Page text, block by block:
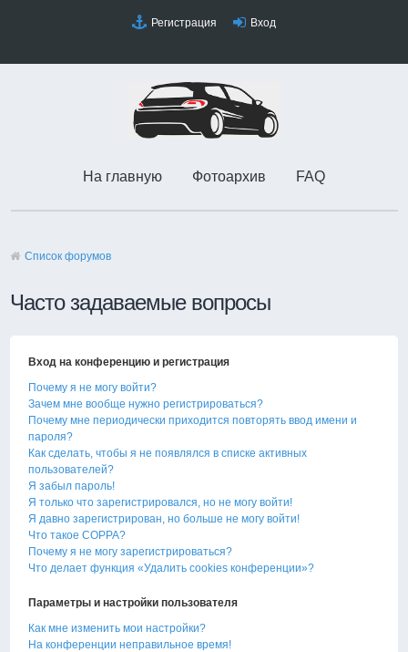
Регистрация Вход
На главную Фотоархив FAQ
Список форумов
Часто задаваемые вопросы
Вход на конференцию и регистрация
Почему я не могу войти?
Зачем мне вообще нужно регистрироваться?
Почему мне периодически приходится повторять ввод имени и
пароля?
Как сделать, чтобы я не появлялся в списке активных
пользователей?
Я забыл пароль!
Я только что зарегистрировался, но не могу войти!
Я давно зарегистрирован, но больше не могу войти!
Что такое COPPA?
Почему я не могу зарегистрироваться?
Что делает функция «Удалить cookies конференции»?
Параметры и настройки пользователя
Как мне изменить мои настройки?
На конференции неправильное время!